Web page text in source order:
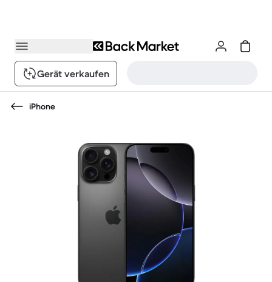
Gerät verkaufen
iPhone